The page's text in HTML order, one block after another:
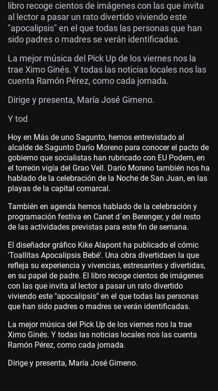
libro recoge cientos de imágenes con las que invita
al lector a pasar un rato divertido viviendo este
"apocalipsis" en el que todas las personas que han
sido padres o madres se verán identificadas.
La mejor música del Pick Up de los viernes nos la
trae Ximo Ginés. Y todas las noticias locales nos las
cuenta Ramón Pérez, como cada jornada.
Dirige y presenta, María José Gimeno.
Y tod
Hoy en Más de uno Sagunto, hemos entrevistado al
alcalde de Sagunto Darío Moreno para conocer el pacto de
gobierno que socialistas han rubricado con EU Podem, en
el torreón vigía del Grao Vell. Darío Moreno también nos ha
hablado de la celebración de la Noche de San Juan, en las
playas de la capital comarcal.
También en agenda hemos hablado de la celebración y
programación festiva en Canet d´en Berenger, y del resto
de las actividades previstas para este fin de semana.
El diseñador gráfico Kike Alapont ha publicado el cómic
'Toallitas Apocalipsis Bebé'. Una obra divertidaen la que
refleja su experiencia y vivencias, estresantes y divertidas,
en su papel de padre. El libro recoge cientos de imágenes
con las que invita al lector a pasar un rato divertido
viviendo este "apocalipsis" en el que todas las personas
que han sido padres o madres se verán identificadas.
La mejor música del Pick Up de los viernes nos la trae
Ximo Ginés. Y todas las noticias locales nos las cuenta
Ramón Pérez, como cada jornada.
Dirige y presenta, María José Gimeno.